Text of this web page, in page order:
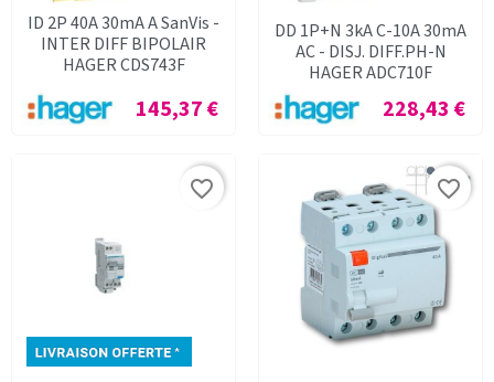
ID 2P 40A 30mA A SanVis -
INTER DIFF BIPOLAIR
HAGER CDS743F
Prix
145,37 €
DD 1P+N 3kA C-10A 30mA
AC - DISJ. DIFF.PH-N
HAGER ADC710F
Prix
228,43 €
favorite_border favorite_border